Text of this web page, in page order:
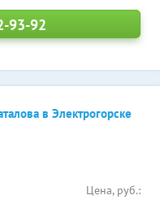
93-92
в Электрогорске
Цена, руб.: